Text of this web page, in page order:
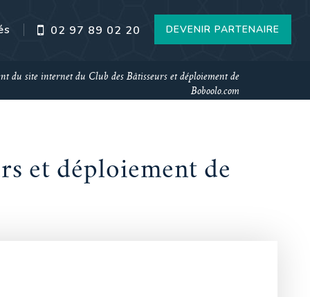
02 97 89 02 20 DEVENIR PARTENAIRE
du site internet du Club des Bâtisseurs et déploiement de
Boboolo.com
et déploiement de